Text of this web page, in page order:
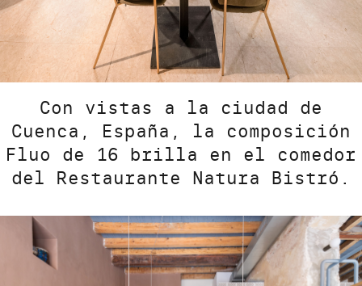
Con vistas a la ciudad de
Cuenca, España, la composición
Fluo de 16 brilla en el comedor
del Restaurante Natura Bistró.